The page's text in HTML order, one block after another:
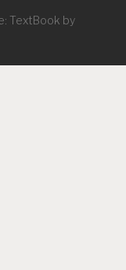
TextBook by